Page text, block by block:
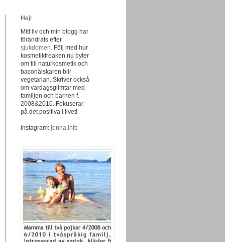
Hej!
Mitt liv och min blogg har
förändrats efter
sjukdomen. Följ med hur
kosmetikfreaken nu byter
om till naturkosmetik och
baconälskaren blir
vegetarian. Skriver också
om vardagsglimtar med
familjen och barnen f.
2008&2010. Fokuserar
på det positiva i livet!
instagram: jonna.info